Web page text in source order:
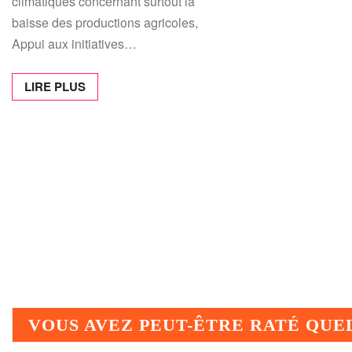
baisse des productions agricoles,
Appui aux initiatives…
LIRE PLUS
VOUS AVEZ PEUT-ÊTRE RATÉ